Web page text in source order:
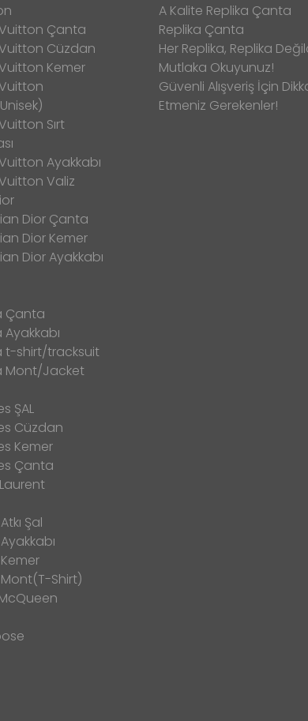
Çanta
Cüzdan
Kemer
Sırt
Ayakkabı
Valiz
Dior Çanta
Dior Kemer
Dior Ayakkabı
Çanta
t-shirt/tracksuit
Mont/Jacket
ŞAL
Cüzdan
Kemer
Çanta
Şal
Shirt)
A Kalite Replika Çanta
Replika Çanta
Her Replika, Replika
Mutlaka Okuyunuz!
Güvenli Alışveriş İçin
Etmeniz Gerekenler!